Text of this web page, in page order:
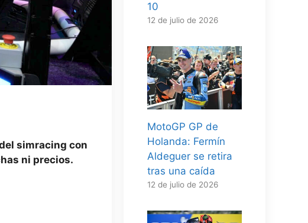
simracing con
ni precios.
10
12 de julio de 2026
MotoGP GP de
Holanda: Fermín
Aldeguer se retira
tras una caída
12 de julio de 2026